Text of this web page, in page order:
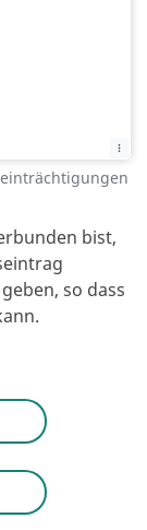
bist,
so dass